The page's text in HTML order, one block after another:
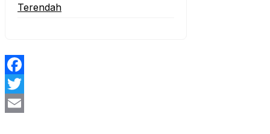
Terendah
Facebook
Twitter